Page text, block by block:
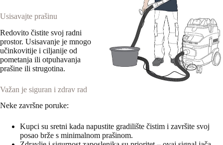
Usisavajte prašinu
Redovito čistite svoj radni
prostor. Usisavanje je mnogo
učinkovitije i ciljanije od
pometanja ili otpuhavanja
prašine ili strugotina.
Važan je siguran i zdrav rad
Neke završne poruke:
Kupci su sretni kada napustite gradilište čistim i završite svoj
posao brže s minimalnom prašinom.